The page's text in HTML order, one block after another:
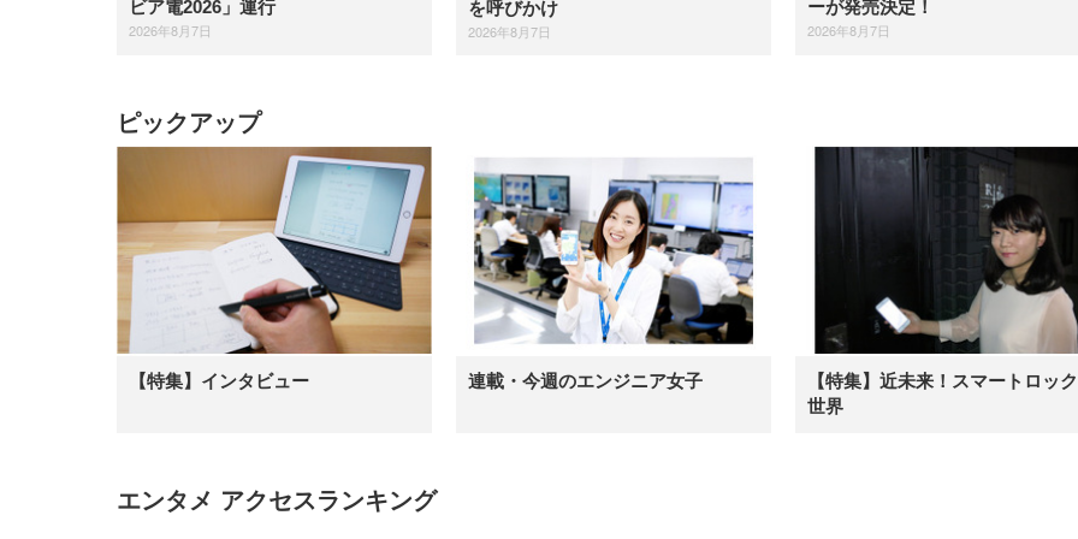
ビア電2026」運行
2026年8月7日
を呼びかけ
2026年8月7日
ーが発売決定！
2026年8月7日
ピックアップ
【特集】インタビュー 連載・今週のエンジニア女子
【特集】近未来！スマートロッ
世界
エンタメ アクセスランキング